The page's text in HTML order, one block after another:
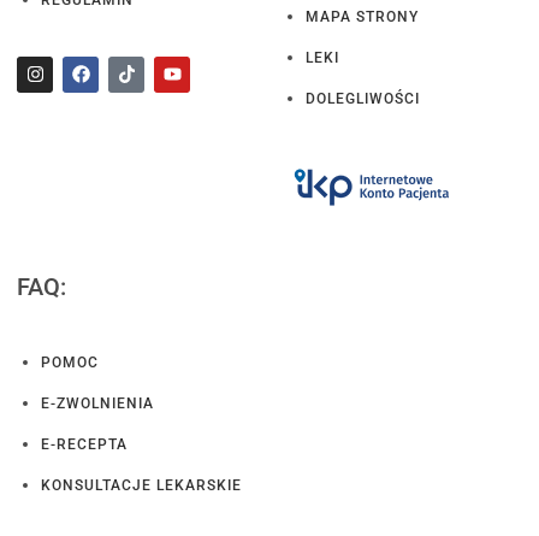
MAPA STRONY
LEKI
DOLEGLIWOŚCI
FAQ:
POMOC
E-ZWOLNIENIA
E-RECEPTA
KONSULTACJE LEKARSKIE